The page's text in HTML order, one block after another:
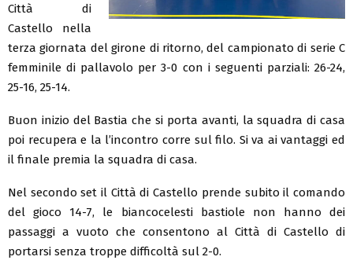
Città di
Castello nella
terza giornata del girone di ritorno, del campionato di serie C
femminile di pallavolo per 3-0 con i seguenti parziali: 26-24,
25-16, 25-14.
Buon inizio del Bastia che si porta avanti, la squadra di casa
poi recupera e la l’incontro corre sul filo. Si va ai vantaggi ed
il finale premia la squadra di casa.
Nel secondo set il Città di Castello prende subito il comando
del gioco 14-7, le biancocelesti bastiole non hanno dei
passaggi a vuoto che consentono al Città di Castello di
portarsi senza troppe difficoltà sul 2-0.